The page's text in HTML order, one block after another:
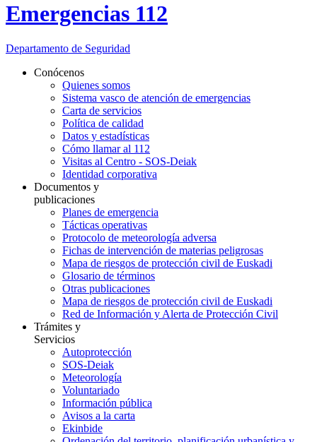
Emergencias 112
Departamento de Seguridad
Conócenos
Quienes somos
Sistema vasco de atención de emergencias
Carta de servicios
Política de calidad
Datos y estadísticas
Cómo llamar al 112
Visitas al Centro - SOS-Deiak
Identidad corporativa
Documentos y
publicaciones
Planes de emergencia
Tácticas operativas
Protocolo de meteorología adversa
Fichas de intervención de materias peligrosas
Mapa de riesgos de protección civil de Euskadi
Glosario de términos
Otras publicaciones
Mapa de riesgos de protección civil de Euskadi
Red de Información y Alerta de Protección Civil
Trámites y
Servicios
Autoprotección
SOS-Deiak
Meteorología
Voluntariado
Información pública
Avisos a la carta
Ekinbide